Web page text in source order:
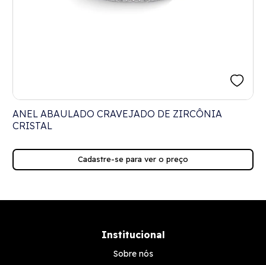
ANEL ABAULADO CRAVEJADO DE ZIRCÔNIA
CRISTAL
Cadastre-se para ver o preço
Institucional
Sobre nós